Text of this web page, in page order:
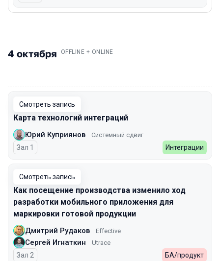
4 октября .OFFLINE + ONLINE
Смотреть запись
Карта технологий интеграций
Юрий Куприянов Системный сдвиг
Зал 1 Интеграции
Смотреть запись
Как посещение производства изменило ход
разработки мобильного приложения для
маркировки готовой продукции
Дмитрий Рудаков Effective
Сергей Игнаткин Utrace
Зал 2 БА/продукт